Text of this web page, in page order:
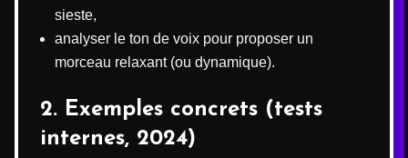
sieste,
analyser le ton de voix pour proposer un
morceau relaxant (ou dynamique).
2. Exemples concrets (tests
internes, 2024)